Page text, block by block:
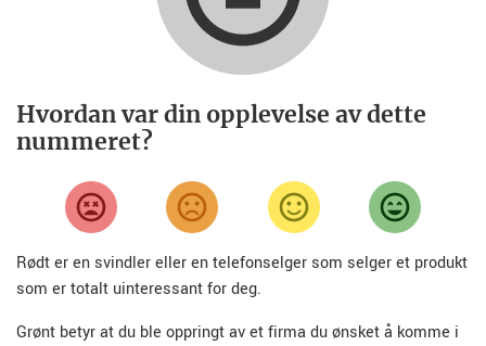
Hvordan var din opplevelse av dette
nummeret?
Rødt er en svindler eller en telefonselger som selger et produkt
som er totalt uinteressant for deg.
Grønt betyr at du ble oppringt av et firma du ønsket å komme i